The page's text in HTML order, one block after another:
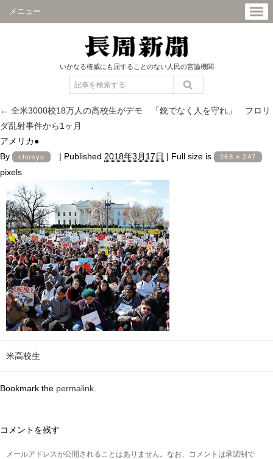
メニュー
いかなる権威にも屈することのない人民の言論機関
← 全米3000校18万人の高校生がデモ 「銃でなく人を守れ」 フロリ
ダ乱射事件から1ヶ月
アメリカ●
By
chosyu | Published 2018年3月17日 | Full size is 268 × 247
pixels
米高校生
Bookmark the permalink
コメントを残す
メールアドレスが公開されることはありません。なお、コメントは承認制で